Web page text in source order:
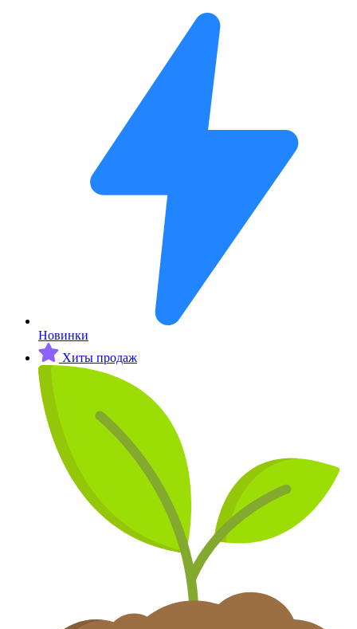
Новинки
Хиты продаж